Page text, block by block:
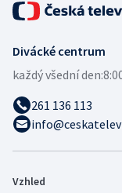
Divácké centrum
každý všední den:
261 136 113
Vzhled